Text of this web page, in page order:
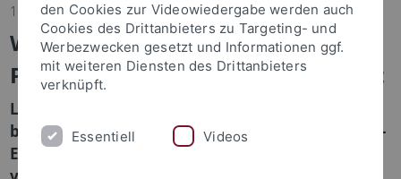
18.12.2017
Wirkmechanismus gefährlicher
Pflanzenkrankheiten entschlüsselt
Lab Nürnberger - Chance auf Entwicklung neuer
biologischer Pflanzenschutzmittel und Herbizide –
Ergebnisse im Fachmagazin „Science“
den Cookies zur Videowiedergabe werden auch
Cookies des Drittanbieters zu Targeting- und
Werbezwecken gesetzt und Informationen ggf.
mit weiteren Diensten des Drittanbieters
verknüpft.
Essentiell Videos